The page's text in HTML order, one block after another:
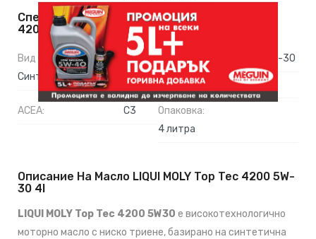
Спецификации На Масло LIQUI MOLY Top Tec
4200 5W30 4л
Вид масло:
Синтетично
Вискозитет: 5W-30
ACEA: C2
ACEA: C3
Опаковка:
4 литра
Описание На Масло LIQUI MOLY Top Tec 4200 5W-
30 4l
LIQUI MOLY Top Tec 4200 5W30 е високотехнологично
моторно масло с ниско триене, базирано на синтетична